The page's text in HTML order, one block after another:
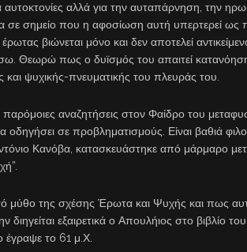
αλλά για την αυταπάρνηση, την
σε σημείο που η αφοσίωση αυτή υπερτερεί ως
βιώνεται μόνο και δεν αποτελεί
Θεωρώ πως ο δυϊσμός του απαιτεί
και ψυχικής-πνευματικής του πλευράς του.
παρόμοιες αναζητήσεις στον Φαίδρο του
οδηγήσει σε προβληματισμούς. Είναι βαθιά
Κανόβα, κατασκευάστηκε από μάρμαρο
μύθο της σχέσης Έρωτα και Ψυχής και πως
εξαιρετικά ο Απουλήιος στο βιβλίο
έγραψε το 61 μ.Χ.